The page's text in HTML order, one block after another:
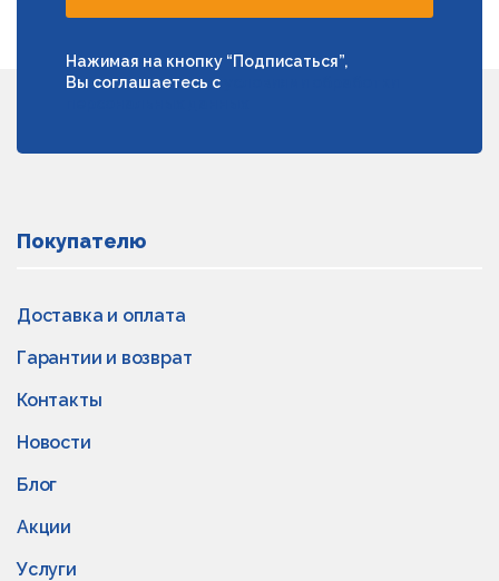
Нажимая на кнопку “Подписаться”,
Вы соглашаетесь с
Покупателю
Доставка и оплата
Гарантии и возврат
Контакты
Новости
Блог
Акции
Услуги